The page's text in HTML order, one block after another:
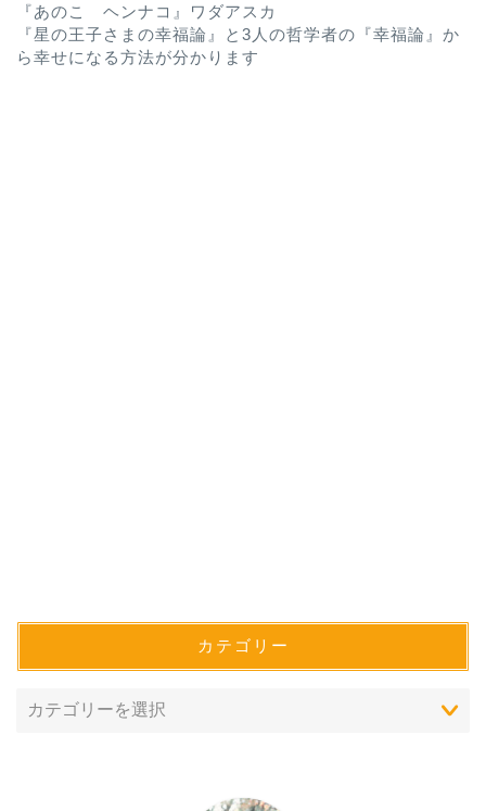
『あのこ ヘンナコ』ワダアスカ
『星の王子さまの幸福論』と3人の哲学者の『幸福論』か
ら幸せになる方法が分かります
カテゴリー